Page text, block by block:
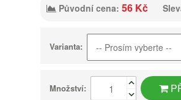
Původní cena: 56 Kč
Varianta:
Množství: